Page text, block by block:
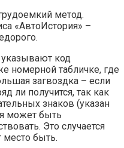
метод.
«АвтоИстория» –
код
номерной табличке, где
загвоздка – если
ли получится, так как
знаков (указан
может быть
Это случается
место быть.